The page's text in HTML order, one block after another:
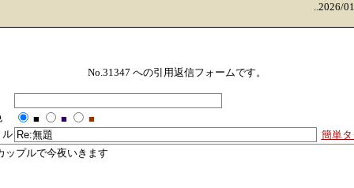
..2026/
No.31347 への引用返信フォームです。
■ ■
■
ル
簡単タ